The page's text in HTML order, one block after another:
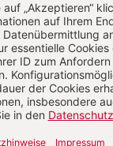
zu
nach